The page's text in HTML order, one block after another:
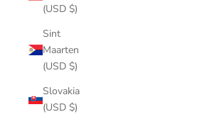
(USD $)
Sint
Maarten
(USD $)
Slovakia
(USD $)